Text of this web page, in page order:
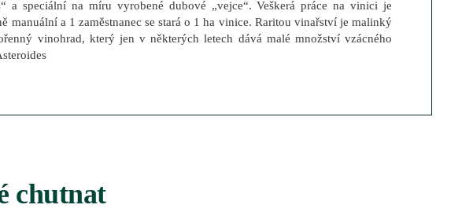
a speciální na míru vyrobené dubové „vejce“. Veškerá práce na vinici je
manuální a 1 zaměstnanec se stará o 1 ha vinice. Raritou vinařství je malinký
vinohrad, který jen v některých letech dává malé množství vzácného
chutnat